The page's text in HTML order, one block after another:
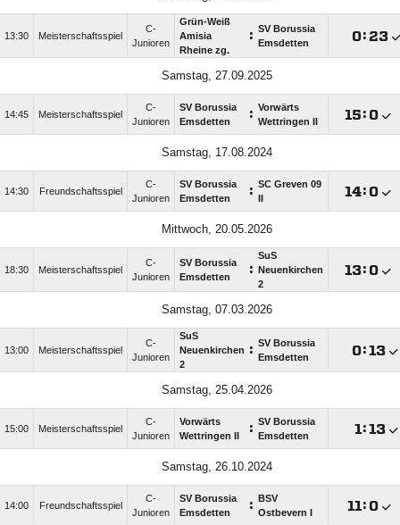
13:30 Meisterschaftsspiel
C-
Junioren
Grün-Weiß
Amisia
Rheine zg.
: SV Borussia
Emsdetten
: 
Samstag, 27.09.2025
14:45 Meisterschaftsspiel
C-
Junioren
SV Borussia
Emsdetten
: Vorwärts
Wettringen II
: 
Samstag, 17.08.2024
14:30 Freundschaftsspiel
C-
Junioren
SV Borussia
Emsdetten
: SC Greven 09
: 
Mittwoch, 20.05.2026
18:30 Meisterschaftsspiel
C-
Junioren
SV Borussia
Emsdetten
:
SuS
Neuenkirchen
2
: 
Samstag, 07.03.2026
13:00 Meisterschaftsspiel
C-
Junioren
SuS
Neuenkirchen
2
: SV Borussia
Emsdetten
:
Samstag, 25.04.2026
15:00 Meisterschaftsspiel
C-
Junioren
Vorwärts
Wettringen II
: SV Borussia
Emsdetten
:
Samstag, 26.10.2024
14:00 Freundschaftsspiel
C-
Junioren
SV Borussia
Emsdetten
:
BSV
Ostbevern I
: 